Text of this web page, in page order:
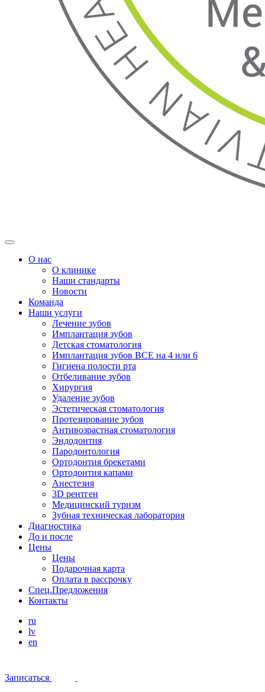
О нас
О клинике
Наши стандарты
Новости
Команда
Наши услуги
Лечение зубов
Имплантация зубов
Детская стоматология
Имплантация зубов ВСЕ на 4 или 6
Гигиена полости рта
Отбеливание зубов
Хирургия
Удаление зубов
Эстетическая стоматология
Протезирование зубов
Антивозрастная стоматология
Эндодонтия
Пародонтология
Ортодонтия брекетами
Ортодонтия капами
Анестезия
3D рентген
Медицинский туризм
Зубная техническая лаборатория
Диагностика
До и после
Цены
Цены
Подарочная карта
Оплата в рассрочку
Спец.Предложения
Контакты
ru
lv
en
Записаться